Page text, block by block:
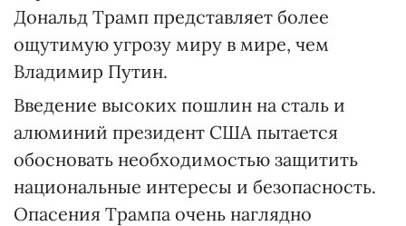
Дональд Трамп представляет более
ощутимую угрозу миру в мире, чем
Владимир Путин.
Введение высоких пошлин на сталь и
алюминий президент США пытается
обосновать необходимостью защитить
национальные интересы и безопасность.
Опасения Трампа очень наглядно